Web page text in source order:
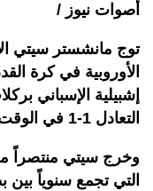
أصوات نيوز /
توج مانشستر سيتي
الأوروبية في كرة
التعادل 1-1 في الوقت الأصلي.
وخرج سيتي منتصراً
التي تجمع سنوياً